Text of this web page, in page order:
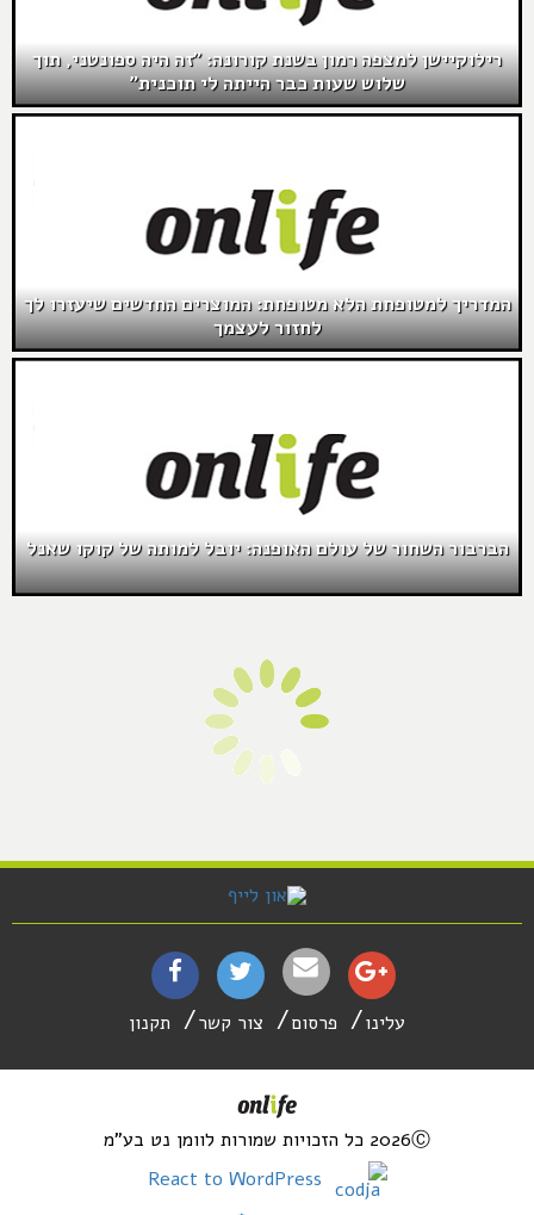
רילוקיישן למצפה רמון בשנת קורונה: "זה היה ספונטני, תוך
שלוש שעות כבר הייתה לי תוכנית"
המדריך למטופחת הלא מטופחת: המוצרים החדשים שיעזרו לך
לחזור לעצמך
הברבור השחור של עולם האופנה: יובל למותה של קוקו שאנל
עלינו פרסום צור קשר תקנון
2026Ⓒ כל הזכויות שמורות לוומן נט בע"מ